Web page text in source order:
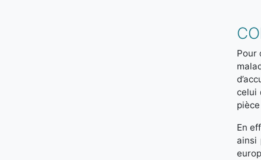
Pour
celui
En
ainsi